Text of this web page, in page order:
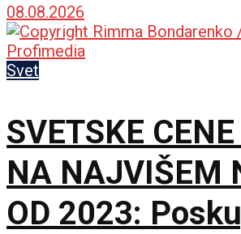
osiguraju
08.08.2026
Svet
SVETSKE
NA NAJVIŠEM
OD 2023: